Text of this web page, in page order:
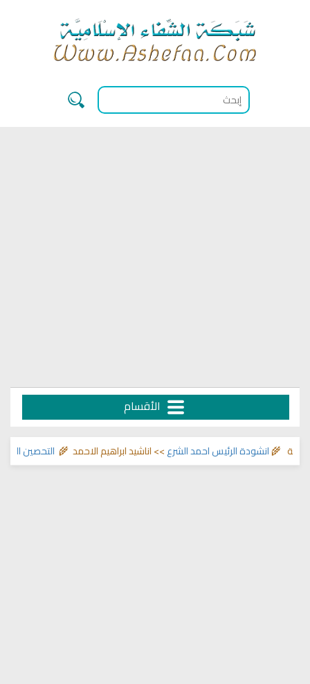
الأقسام
التحصين الشرعي انشودة الرئيس احمد الشرع>> اناشيد ابراهيم الاحمد 🌾